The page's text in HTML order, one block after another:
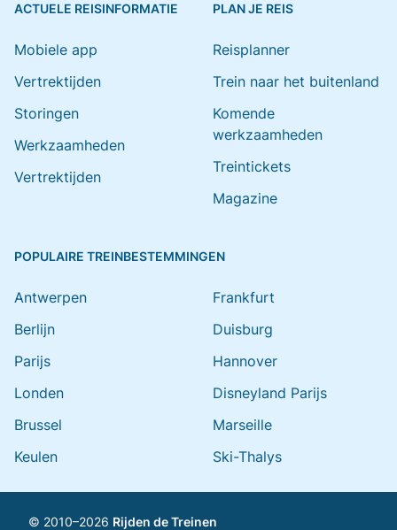
ACTUELE REISINFORMATIE
Mobiele app
Vertrektijden
Storingen
Werkzaamheden
Vertrektijden
PLAN JE REIS
Reisplanner
Trein naar het buitenland
Komende
werkzaamheden
Treintickets
Magazine
POPULAIRE TREINBESTEMMINGEN
Antwerpen
Berlijn
Parijs
Londen
Brussel
Keulen
Frankfurt
Duisburg
Hannover
Disneyland Parijs
Marseille
Ski-Thalys
© 2010–2026 Rijden de Treinen